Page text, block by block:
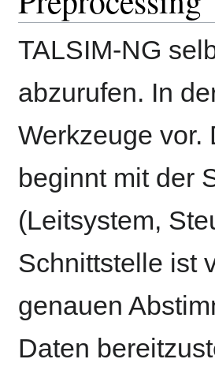
TALSIM-NG
abzurufen. In
Werkzeuge vor.
beginnt mit der
(Leitsystem,
Schnittstelle ist
genauen
Daten